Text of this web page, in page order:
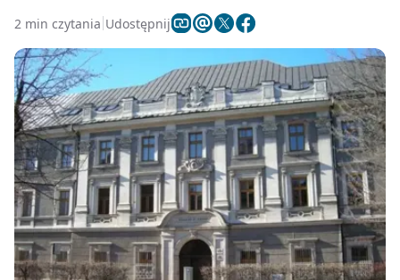
2 min czytania Udostępnij